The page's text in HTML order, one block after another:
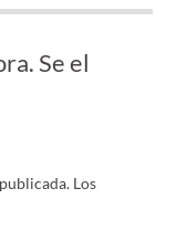
Se el
Los